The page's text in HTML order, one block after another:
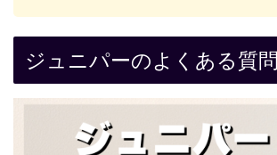
ジュニパーのよくある質問